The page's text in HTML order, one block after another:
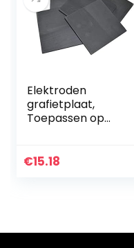
Elektroden
grafietplaat,
Toepassen op
50mm*50mm*3m
€15.18